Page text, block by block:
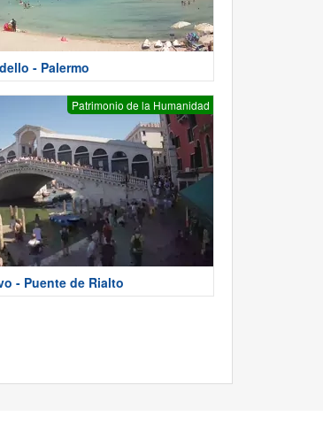
- Palermo
Patrimonio de la Humanidad
- Puente de Rialto